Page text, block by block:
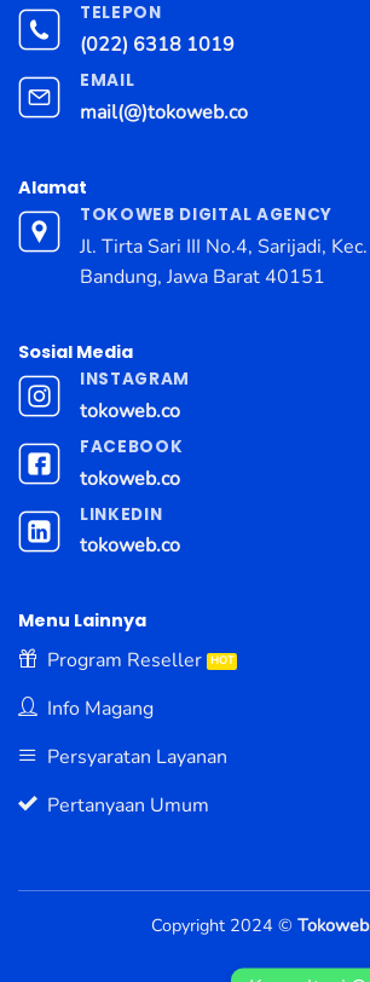
TELEPON
(022) 6318 1019
EMAIL
mail(@)tokoweb.co
Alamat
TOKOWEB DIGITAL AGENCY
Jl. Tirta Sari III No.4, Sarijadi,
Bandung, Jawa Barat 40151
Sosial Media
INSTAGRAM
tokoweb.co
FACEBOOK
tokoweb.co
LINKEDIN
tokoweb.co
Menu Lainnya
Program Reseller
Info Magang
Persyaratan Layanan
Pertanyaan Umum
Copyright 2024 ©